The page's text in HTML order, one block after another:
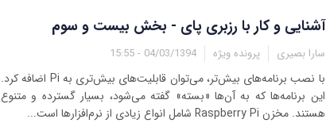
آشنایی و کار با رزبری پای - بخش بیست و سوم
سارا بصیری پرونده ویژه 04/03/1394 - 15:55
با نصب برنامه‌های بیش‌تر، می‌توان قابلیت‌های بیش‌تری به Pi اضافه کرد.
این برنامه‌ها که به آن‌ها «بسته» گفته می‌شود، بسیار گسترده و متنوع
هستند. مخزن Raspberry Pi شامل انواع زیادی از نرم‌افزارها است...